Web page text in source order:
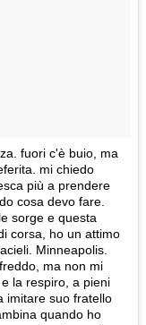
fuori c'è buio, ma
mi chiedo
più a prendere
cosa devo fare.
sorge e questa
corsa, ho un attimo
Minneapolis.
ma non mi
la respiro, a pieni
imitare suo fratello
quando ho